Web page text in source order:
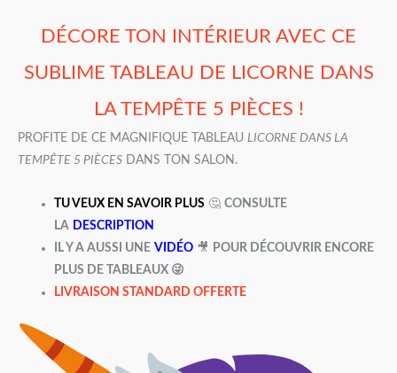
DÉCORE TON INTÉRIEUR AVEC CE
SUBLIME TABLEAU DE LICORNE DANS
LA TEMPÊTE 5 PIÈCES !
PROFITE DE CE MAGNIFIQUE TABLEAU LICORNE DANS LA
TEMPÊTE 5 PIÈCES DANS TON SALON.
TU VEUX EN SAVOIR PLUS 🤔CONSULTE
LA DESCRIPTION
IL Y A AUSSI UNE VIDÉO 🎥
POUR DÉCOUVRIR ENCORE
PLUS DE TABLEAUX 😜
LIVRAISON STANDARD OFFERTE